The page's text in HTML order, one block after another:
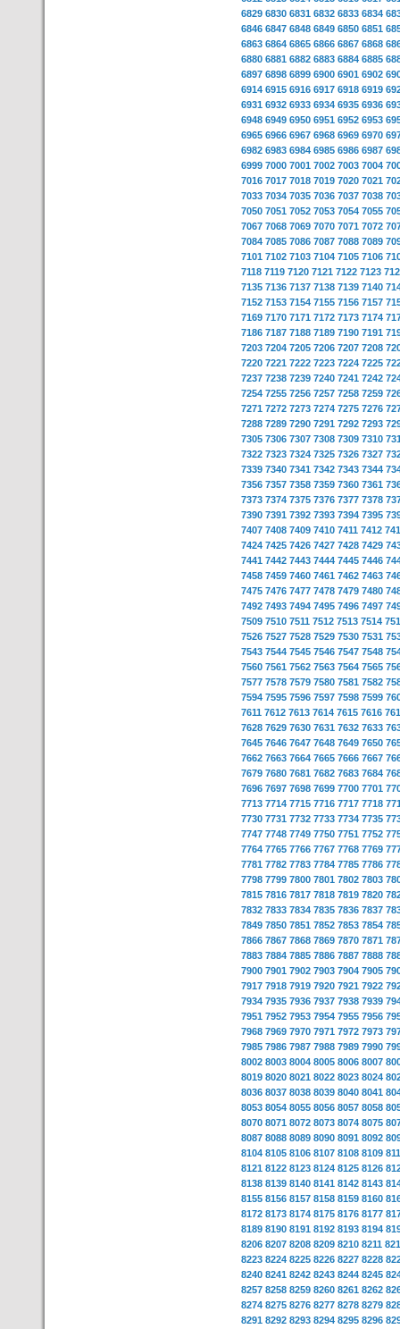
6829 6830 6831 6832 6833 6834
6846 6847 6848 6849 6850 6851
6863 6864 6865 6866 6867 6868
6880 6881 6882 6883 6884 6885
6897 6898 6899 6900 6901 6902
6914 6915 6916 6917 6918 6919
6931 6932 6933 6934 6935 6936
6948 6949 6950 6951 6952 6953
6965 6966 6967 6968 6969 6970
6982 6983 6984 6985 6986 6987
6999 7000 7001 7002 7003 7004
7016 7017 7018 7019 7020 7021
7033 7034 7035 7036 7037 7038
7050 7051 7052 7053 7054 7055
7067 7068 7069 7070 7071 7072
7084 7085 7086 7087 7088 7089
7101 7102 7103 7104 7105 7106
7118 7119 7120 7121 7122 7123
7135 7136 7137 7138 7139 7140
7152 7153 7154 7155 7156 7157
7169 7170 7171 7172 7173 7174
7186 7187 7188 7189 7190 7191
7203 7204 7205 7206 7207 7208
7220 7221 7222 7223 7224 7225
7237 7238 7239 7240 7241 7242
7254 7255 7256 7257 7258 7259
7271 7272 7273 7274 7275 7276
7288 7289 7290 7291 7292 7293
7305 7306 7307 7308 7309 7310
7322 7323 7324 7325 7326 7327
7339 7340 7341 7342 7343 7344
7356 7357 7358 7359 7360 7361
7373 7374 7375 7376 7377 7378
7390 7391 7392 7393 7394 7395
7407 7408 7409 7410 7411 7412
7424 7425 7426 7427 7428 7429
7441 7442 7443 7444 7445 7446
7458 7459 7460 7461 7462 7463
7475 7476 7477 7478 7479 7480
7492 7493 7494 7495 7496 7497
7509 7510 7511 7512 7513 7514
7526 7527 7528 7529 7530 7531
7543 7544 7545 7546 7547 7548
7560 7561 7562 7563 7564 7565
7577 7578 7579 7580 7581 7582
7594 7595 7596 7597 7598 7599
7611 7612 7613 7614 7615 7616
7628 7629 7630 7631 7632 7633
7645 7646 7647 7648 7649 7650
7662 7663 7664 7665 7666 7667
7679 7680 7681 7682 7683 7684
7696 7697 7698 7699 7700 7701
7713 7714 7715 7716 7717 7718
7730 7731 7732 7733 7734 7735
7747 7748 7749 7750 7751 7752
7764 7765 7766 7767 7768 7769
7781 7782 7783 7784 7785 7786
7798 7799 7800 7801 7802 7803
7815 7816 7817 7818 7819 7820
7832 7833 7834 7835 7836 7837
7849 7850 7851 7852 7853 7854
7866 7867 7868 7869 7870 7871
7883 7884 7885 7886 7887 7888
7900 7901 7902 7903 7904 7905
7917 7918 7919 7920 7921 7922
7934 7935 7936 7937 7938 7939
7951 7952 7953 7954 7955 7956
7968 7969 7970 7971 7972 7973
7985 7986 7987 7988 7989 7990
8002 8003 8004 8005 8006 8007
8019 8020 8021 8022 8023 8024
8036 8037 8038 8039 8040 8041
8053 8054 8055 8056 8057 8058
8070 8071 8072 8073 8074 8075
8087 8088 8089 8090 8091 8092
8104 8105 8106 8107 8108 8109
8121 8122 8123 8124 8125 8126
8138 8139 8140 8141 8142 8143
8155 8156 8157 8158 8159 8160
8172 8173 8174 8175 8176 8177
8189 8190 8191 8192 8193 8194
8206 8207 8208 8209 8210 8211
8223 8224 8225 8226 8227 8228
8240 8241 8242 8243 8244 8245
8257 8258 8259 8260 8261 8262
8274 8275 8276 8277 8278 8279
8291 8292 8293 8294 8295 8296